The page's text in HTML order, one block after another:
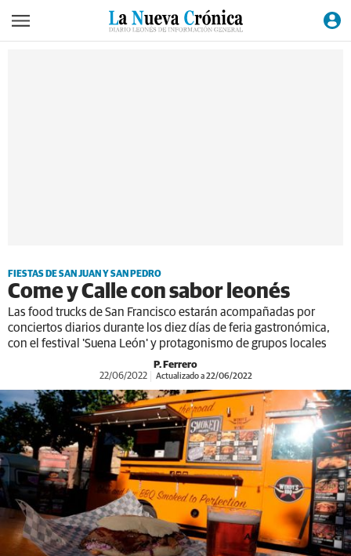
FIESTAS DE SAN JUAN Y SAN PEDRO
Come y Calle con sabor leonés
Las food trucks de San Francisco estarán acompañadas por
conciertos diarios durante los diez días de feria gastronómica,
con el festival 'Suena León' y protagonismo de grupos locales
P. Ferrero
22/06/2022 Actualizado a 22/06/2022